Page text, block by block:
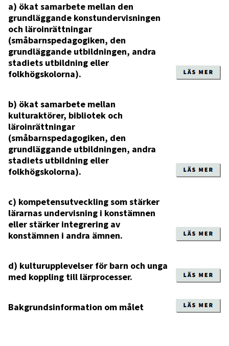
a) ökat samarbete mellan den
grundläggande konstundervisningen
och läroinrättningar
(småbarnspedagogiken, den
grundläggande utbildningen, andra
stadiets utbildning eller
folkhögskolorna).
b) ökat samarbete mellan
kulturaktörer, bibliotek och
läroinrättningar
(småbarnspedagogiken, den
grundläggande utbildningen, andra
stadiets utbildning eller
folkhögskolorna).
c) kompetensutveckling som stärker
lärarnas undervisning i konstämnen
eller stärker integrering av
konstämnen i andra ämnen.
d) kulturupplevelser för barn och unga
med koppling till lärprocesser.
Bakgrundsinformation om målet